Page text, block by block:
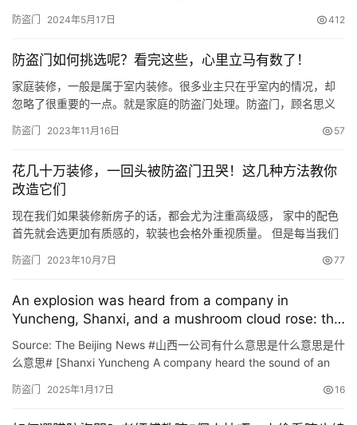
它也需要标配锁芯，而且它的价格要远高于机械锁，所以指纹锁的
在购买指纹锁的时候，往往考虑的是它的稳定性，外观时尚以及材
质…
防盗门 2024年5月17日 412
防盗门如何挑选呢？看完这些，心里立马有数了！
家庭装修，一般是属于室内装修。很多业主只在乎室内的情况，却
忽略了很重要的一点。就是家庭的防盗门处理。防盗门，顾名思义
选 1．根据门的尺寸大小及开向选择 家用标准门一般有四种规格，
大小和开门的方向、颜色花纹等实际要求选择合适的防盗安全门。
2．…
防盗门 2023年11月16日 57
花几十万装修，一回头被防盗门丑哭！这几种方法教你
改造它们
现在我们如果装修新房子的话，都会尤为注重高级感， 家中的配色
首先就会选更加有质感的，软装也会格外重视质量。 但是每当我们
突兀了好嘛！！ 好好的北欧小清新风，看见防盗门的那一刻全扑
修完了之后再换个门吧？ 好在广大人民群众的脑洞大、妙招多~ …
防盗门 2023年10月7日 77
An explosion was heard from a company in
Yuncheng, Shanxi, and a mushroom cloud rose: the
glass of nearby buildings was shattered and the
security door was bent.
Source: The Beijing News #山西一公司有什么意思是什么意思是什
么意思# [Shanxi Yuncheng A company heard the sound of an
nearby building was shat…
防盗门 2025年1月17日 16